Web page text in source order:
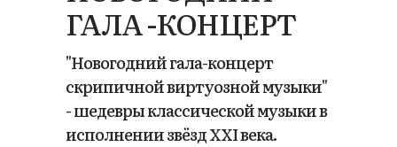
ГАЛА -КОНЦЕРТ
"Новогодний гала-концерт
скрипичной виртуозной музыки"
- шедевры классической музыки в
исполнении звёзд ХХI века.